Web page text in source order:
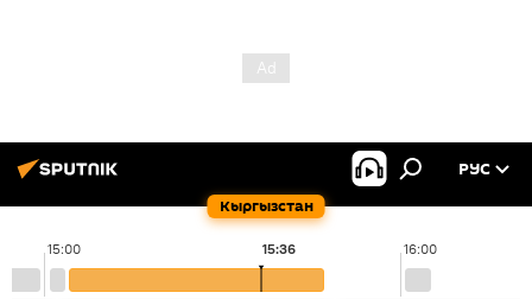
Кыргызстан
РУС
15:00 16:00
15:36